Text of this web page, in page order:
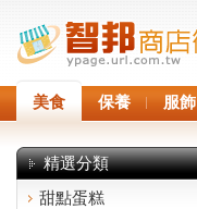
美食 保養 服飾
精選分類
甜點蛋糕